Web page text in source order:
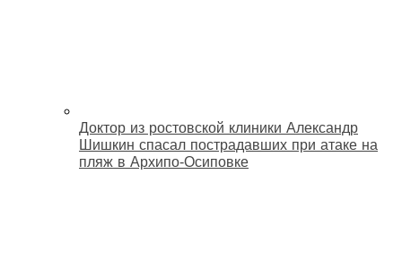
Доктор из ростовской клиники Александр
Шишкин спасал пострадавших при атаке на
пляж в Архипо‑Осиповке